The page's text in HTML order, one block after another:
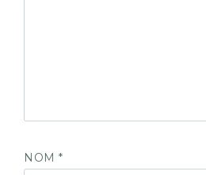
NOM*